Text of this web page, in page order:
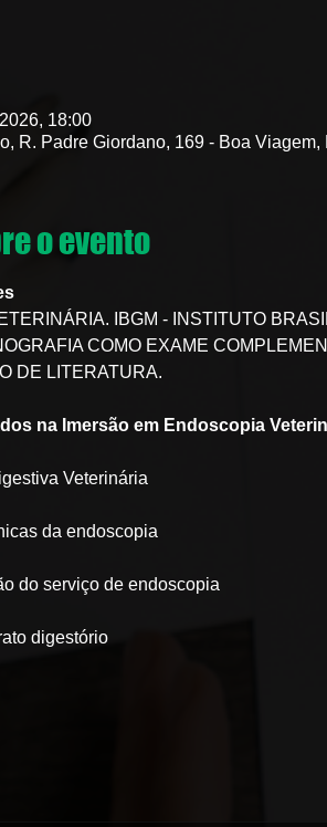
18:00
R. Padre Giordano, 169 - Boa Viagem,
o evento
IBGM - INSTITUTO
COMO EXAME
DE LITERATURA.
na Imersão em Endoscopia
Veterinária
da endoscopia
do serviço de endoscopia
digestório